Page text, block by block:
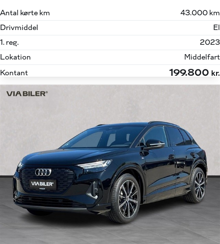
Antal kørte km
43.000 km
Drivmiddel
El
1. reg.
2023
Lokation
Middelfart
Kontant
199.800 kr.